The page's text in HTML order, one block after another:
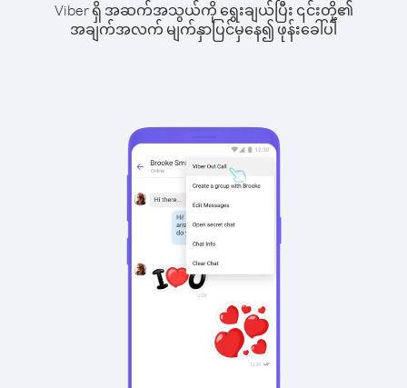
Viber ရှိ အဆက်အသွယ်ကို ရွေးချယ်ပြီး ၎င်းတို့၏
အချက်အလက် မျက်နှာပြင်မှနေ၍ ဖုန်းခေါ်ပါ